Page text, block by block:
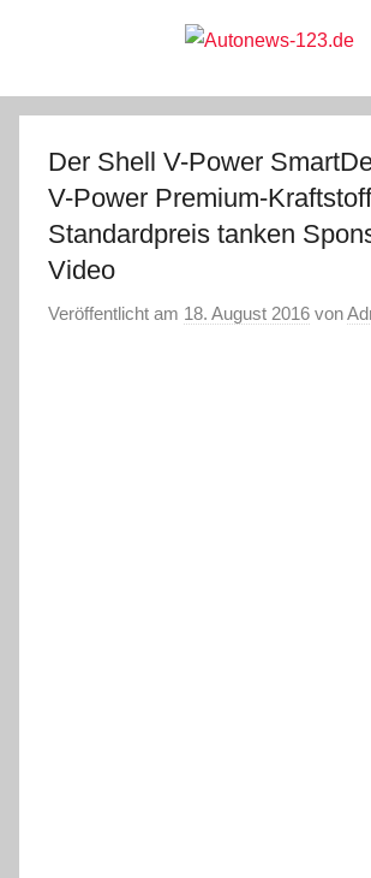
Autonews-
123.de
Der Shell V-Power
V-Power Premium-
Standardpreis tanken
Video
Veröffentlicht am 18. August 2016 von